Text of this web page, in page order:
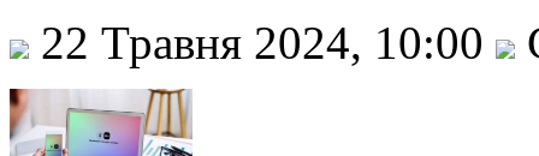
22 Травня 2024, 10:00